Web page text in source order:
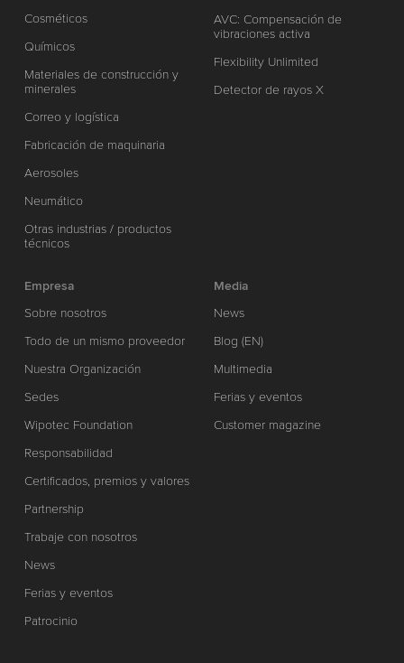
Cosméticos
Químicos
Materiales de construcción y
minerales
Correo y logística
Fabricación de maquinaria
Aerosoles
Neumático
Otras industrias / productos
técnicos
AVC: Compensación de
vibraciones activa
Flexibility Unlimited
Detector de rayos X
Empresa
Sobre nosotros
Todo de un mismo proveedor
Nuestra Organización
Sedes
Wipotec Foundation
Responsabilidad
Certificados, premios y valores
Partnership
Trabaje con nosotros
News
Ferias y eventos
Patrocinio
Media
News
Blog (EN)
Multimedia
Ferias y eventos
Customer magazine